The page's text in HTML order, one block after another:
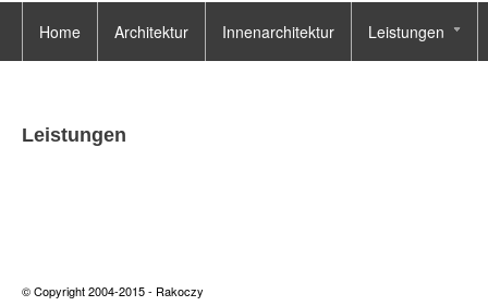
Home Architektur Innenarchitektur Leistungen
Leistungen
© Copyright 2004-2015 - Rakoczy